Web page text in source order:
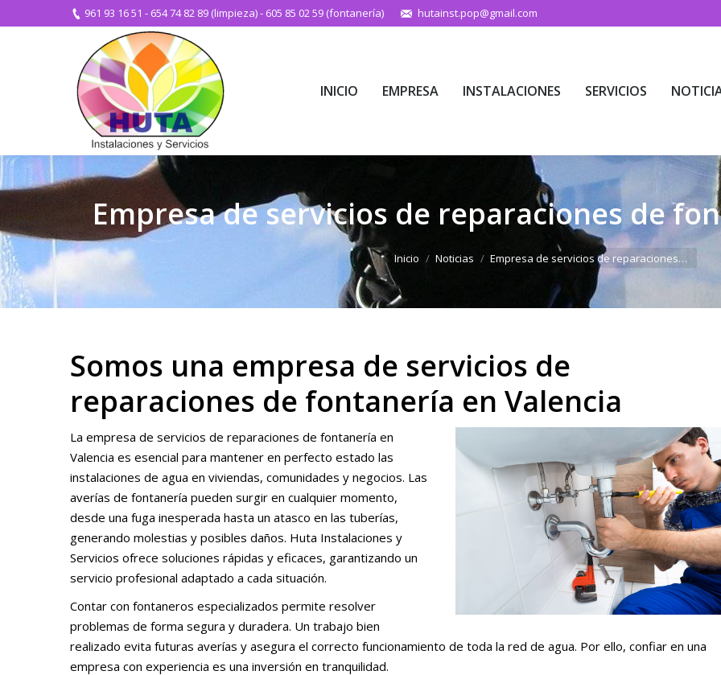
961 93 16 51 - 654 74 82 89 (limpieza)- 605 85 02 59 (fontanería) hutainst.pop@gmail.com
INICIO EMPRESA INSTALACIONES SERVICIOS
Empresa de servicios de reparaciones de
Estás aquí:
Inicio Noticias Empresa de servicios de reparaciones…
Somos una empresa de servicios de
reparaciones de fontanería en Valencia
La empresa de servicios de reparaciones de fontanería en
Valencia es esencial para mantener en perfecto estado las
instalaciones de agua en viviendas, comunidades y negocios. Las
averías de fontanería pueden surgir en cualquier momento,
desde una fuga inesperada hasta un atasco en las tuberías,
generando molestias y posibles daños. Huta Instalaciones y
Servicios ofrece soluciones rápidas y eficaces, garantizando un
servicio profesional adaptado a cada situación.
Contar con fontaneros especializados permite resolver
problemas de forma segura y duradera. Un trabajo bien
realizado evita futuras averías y asegura el correcto funcionamiento de toda la red de agua. Por ello, confiar en una
empresa con experiencia es una inversión en tranquilidad.